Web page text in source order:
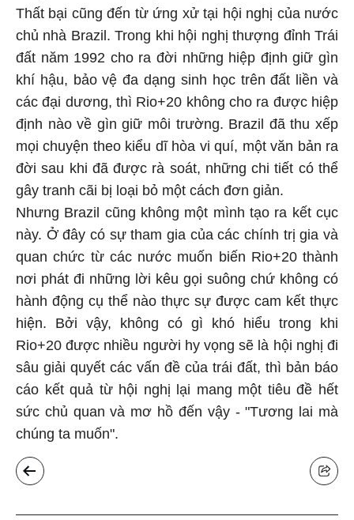
Thất bại cũng đến từ ứng xử tại hội nghị của nước
chủ nhà Brazil. Trong khi hội nghị thượng đỉnh Trái
đất năm 1992 cho ra đời những hiệp định giữ gìn
khí hậu, bảo vệ đa dạng sinh học trên đất liền và
các đại dương, thì Rio+20 không cho ra được hiệp
định nào về gìn giữ môi trường. Brazil đã thu xếp
mọi chuyện theo kiểu dĩ hòa vi quí, một văn bản ra
đời sau khi đã được rà soát, những chi tiết có thể
gây tranh cãi bị loại bỏ một cách đơn giản.
Nhưng Brazil cũng không một mình tạo ra kết cục
này. Ở đây có sự tham gia của các chính trị gia và
quan chức từ các nước muốn biến Rio+20 thành
nơi phát đi những lời kêu gọi suông chứ không có
hành động cụ thể nào thực sự được cam kết thực
hiện. Bởi vậy, không có gì khó hiểu trong khi
Rio+20 được nhiều người hy vọng sẽ là hội nghị đi
sâu giải quyết các vấn đề của trái đất, thì bản báo
cáo kết quả từ hội nghị lại mang một tiêu đề hết
sức chủ quan và mơ hồ đến vậy - "Tương lai mà
chúng ta muốn".